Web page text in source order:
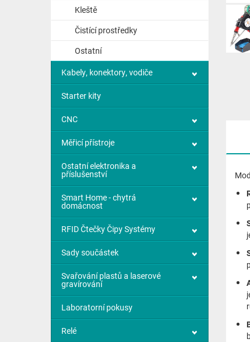
Kleště
Čistící prostředky
Ostatní
Kabely, konektory, vodiče
Starter kity
CNC
Měřicí přístroje
Ostatní elektronika a
příslušenství
Smart Home - chytrá
domácnost
RFID Čtečky Čipy Systémy
Sady součástek
Svařování plastů a laserové
gravírování
Laboratorní pokusy
Relé